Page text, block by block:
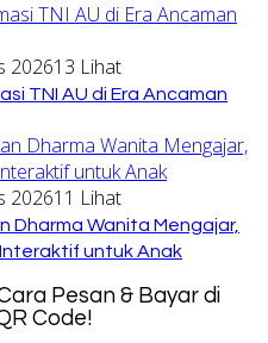
202613 Lihat
TNI AU di Era Ancaman
202611 Lihat
Dharma Wanita Mengajar,
untuk Anak
Pesan & Bayar di
Code!